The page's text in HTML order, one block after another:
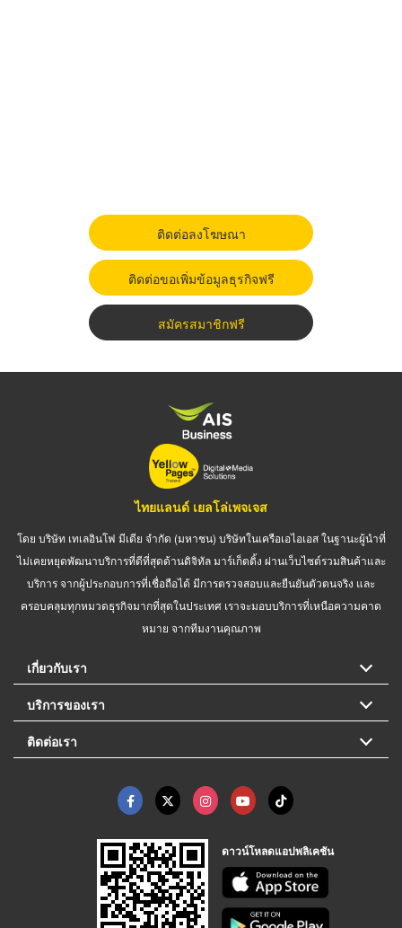
ติดต่อลงโฆษณา
ติดต่อขอเพิ่มข้อมูลธุรกิจฟรี
สมัครสมาชิกฟรี
ไทยแลนด์ เยลโล่เพจเจส
โดย บริษัท เทเลอินโฟ มีเดีย จำกัด (มหาชน) บริษัทในเครือเอไอเอส ในฐานะผู้นำที่
ไม่เคยหยุดพัฒนาบริการที่ดีที่สุดด้านดิจิทัล มาร์เก็ตติ้ง ผ่านเว็บไซต์รวมสินค้าและ
บริการ จากผู้ประกอบการที่เชื่อถือได้ มีการตรวจสอบและยืนยันตัวตนจริง และ
ครอบคลุมทุกหมวดธุรกิจมากที่สุดในประเทศ เราจะมอบบริการที่เหนือความคาด
หมาย จากทีมงานคุณภาพ
เกี่ยวกับเรา
บริการของเรา
ติดต่อเรา
ดาวน์โหลดแอปพลิเคชัน